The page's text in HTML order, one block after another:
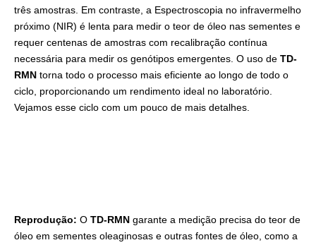
três amostras. Em contraste, a Espectroscopia no infravermelho
próximo (NIR) é lenta para medir o teor de óleo nas sementes e
requer centenas de amostras com recalibração contínua
necessária para medir os genótipos emergentes. O uso de TD-
RMN torna todo o processo mais eficiente ao longo de todo o
ciclo, proporcionando um rendimento ideal no laboratório.
Vejamos esse ciclo com um pouco de mais detalhes.
Reprodução: O TD-RMN garante a medição precisa do teor de
óleo em sementes oleaginosas e outras fontes de óleo, como a